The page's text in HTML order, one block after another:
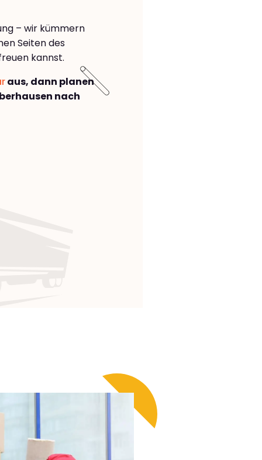
– wir kümmern
Seiten des
kannst.
aus, dann planen
nach